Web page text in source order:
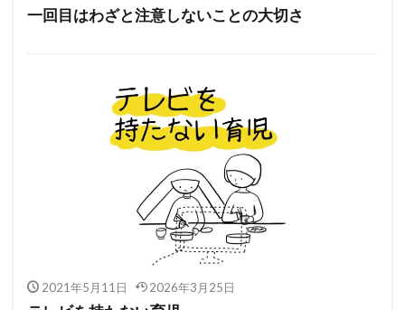
一回目はわざと注意しないことの大切さ
2021年5月11日 2026年3月25日